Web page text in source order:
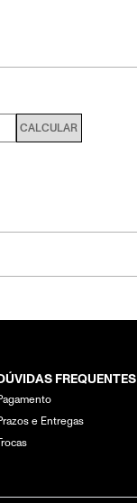
CALCULAR
DÚVIDAS FREQUENTES
e Entregas